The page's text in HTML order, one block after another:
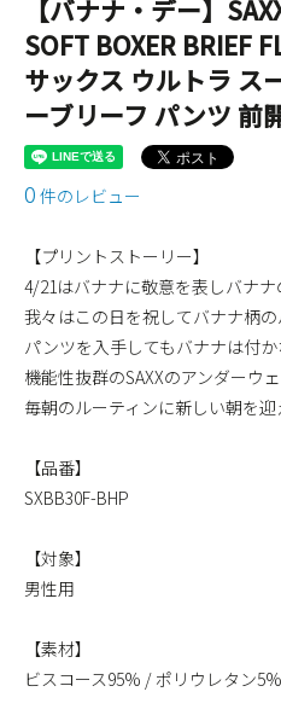
【バナナ・デー】
SOFT BOXER BRIEF
サックス ウルトラ ス
ーブリーフ パンツ 前
0 件のレビュー
【プリントストーリー】
4/21はバナナに敬意を表しバナナ
我々はこの日を祝してバナナ柄の
パンツを入手してもバナナは付か
機能性抜群のSAXXのアンダーウ
毎朝のルーティンに新しい朝を
【品番】
SXBB30F-BHP
【対象】
男性用
【素材】
ビスコース95% / ポリウレタン5%